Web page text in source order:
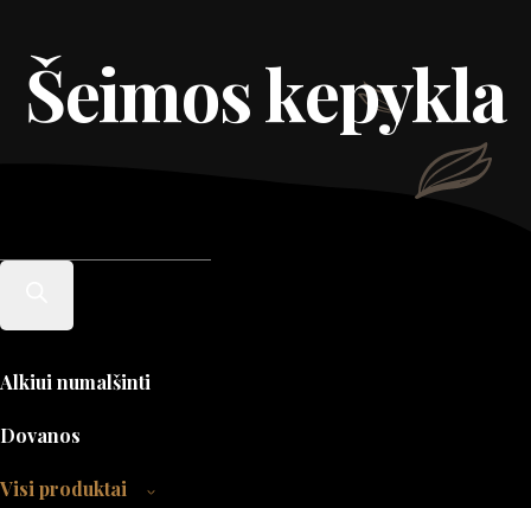
Šeimos kepykla
Alkiui numalšinti
Dovanos
Visi produktai